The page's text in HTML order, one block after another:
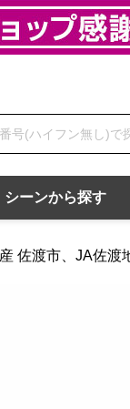
シーンから探す
佐渡市、JA佐渡
36玉)【お届け期